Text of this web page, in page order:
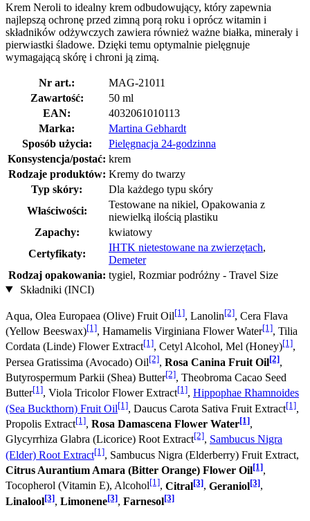
Krem Neroli to idealny krem ​​odbudowujący, który zapewnia
najlepszą ochronę przed zimną porą roku i oprócz witamin i
składników odżywczych zawiera również ważne białka, minerały i
pierwiastki śladowe. Dzięki temu optymalnie pielęgnuje
wymagającą skórę i chroni ją zimą.
Nr art.:
MAG-21011
Zawartość:
50 ml
EAN:
4032061010113
Marka:
Martina Gebhardt
Sposób użycia:
Pielęgnacja 24-godzinna
Konsystencja/postać: krem
Rodzaje produktów: Kremy do twarzy
Typ skóry:
Dla każdego typu skóry
Właściwości:
Testowane na nikiel, Opakowania z
niewielką ilością plastiku
Zapachy:
kwiatowy
Certyfikaty:
IHTK nietestowane na zwierzętach,
Demeter
Rodzaj opakowania: tygiel, Rozmiar podróżny - Travel Size
Składniki (INCI)
Aqua, Olea Europaea (Olive) Fruit Oil[1], Lanolin[2], Cera Flava
(Yellow Beeswax)[1], Hamamelis Virginiana Flower Water[1], Tilia
Cordata (Linde) Flower Extract[1], Cetyl Alcohol, Mel (Honey)[1],
Persea Gratissima (Avocado) Oil[2], Rosa Canina Fruit Oil[2],
Butyrospermum Parkii (Shea) Butter[2], Theobroma Cacao Seed
Butter[1], Viola Tricolor Flower Extract[1], Hippophae Rhamnoides
(Sea Buckthorn) Fruit Oil[1], Daucus Carota Sativa Fruit Extract[1],
Propolis Extract[1], Rosa Damascena Flower Water[1],
Glycyrrhiza Glabra (Licorice) Root Extract[2], Sambucus Nigra
(Elder) Root Extract[1], Sambucus Nigra (Elderberry) Fruit Extract,
Citrus Aurantium Amara (Bitter Orange) Flower Oil[1],
Tocopherol (Vitamin E), Alcohol[1], Citral[3], Geraniol[3],
Linalool[3], Limonene[3], Farnesol[3]